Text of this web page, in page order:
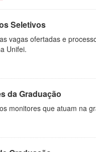
Seletivos
vagas ofertadas e
Unifei.
da Graduação
monitores que atuam na